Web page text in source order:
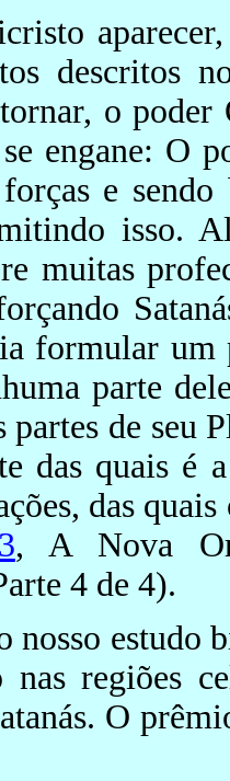
descritos
o poder
engane: O
e
isso.
muitas
formular
parte
partes de seu
das quais é
das
, A Nova
4 de 4).
nosso estudo
nas regiões
O